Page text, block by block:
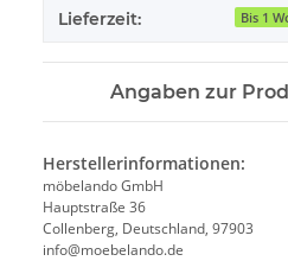
Lieferzeit: Bis 1
Angaben zur
Herstellerinformationen:
möbelando GmbH
Hauptstraße 36
Collenberg, Deutschland, 97903
info@moebelando.de